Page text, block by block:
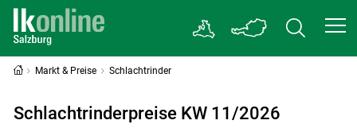
Markt & Preise Schlachtrinder
Schlachtrinderpreise KW 11/2026